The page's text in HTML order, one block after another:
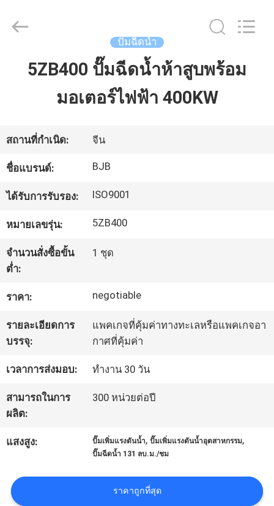
บ้าน
เกี่ยว
กับ
เรา
ทัวร์
โรงงาน
ควบคุม
คุณภาพ
ติดต่อ
เรา
ขอ
Rights
ปั๊มฉีดน้ำ
5ZB400 ปั๊มฉีดน้ำห้าสูบพร้อม
มอเตอร์ไฟฟ้า 400KW
สถานที่กำเนิด: จีน
ชื่อแบรนด์: BJB
ได้รับการรับรอง: ISO9001
หมายเลขรุ่น: 5ZB400
จำนวนสั่งซื้อขั้น
ต่ำ:
1 ชุด
ราคา: negotiable
รายละเอียดการ
บรรจุ:
แพคเกจที่คุ้มค่าทางทะเลหรือแพคเกจอา
กาศที่คุ้มค่า
เวลาการส่งมอบ: ทำงาน 30 วัน
สามารถในการ
ผลิต:
300 หน่วยต่อปี
แสงสูง: ปั๊มเพิ่มแรงดันน้ำ,ปั๊มเพิ่มแรงดันน้ำอุตสาหกรรม,
ปั๊มฉีดน้ำ 131 ลบ.ม./ชม
ราคาถูกที่สุด